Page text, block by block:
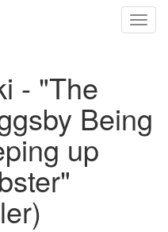
- "The
Being
up